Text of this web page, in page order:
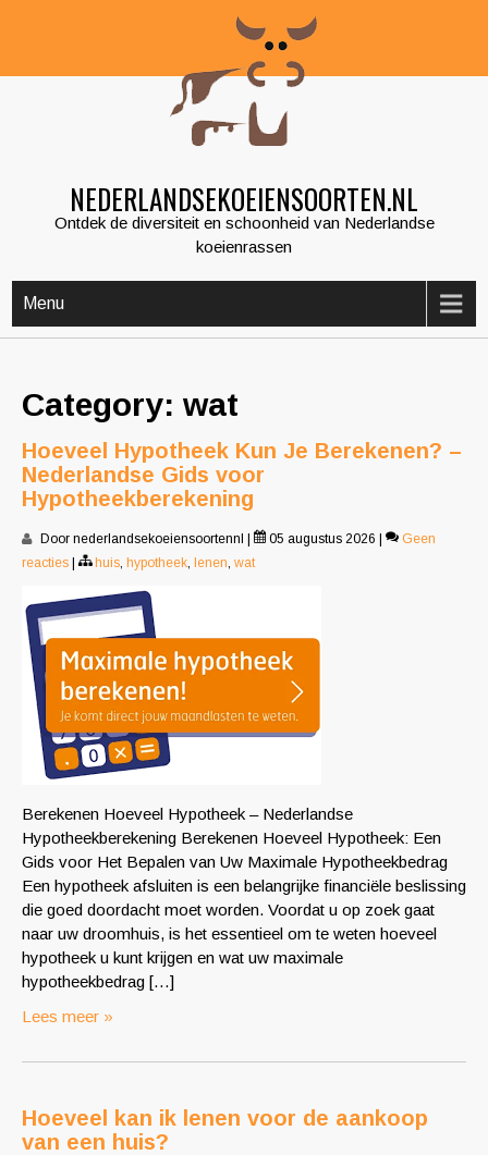
NEDERLANDSEKOEIENSOORTEN.NL
Ontdek de diversiteit en schoonheid van Nederlandse
koeienrassen
Menu
Category: wat
Hoeveel Hypotheek Kun Je Berekenen? –
Nederlandse Gids voor
Hypotheekberekening
Door nederlandsekoeiensoortennl 05 augustus 2026
Geen
reacties
huis, hypotheek, lenen, wat
Berekenen Hoeveel Hypotheek – Nederlandse
Hypotheekberekening Berekenen Hoeveel Hypotheek: Een
Gids voor Het Bepalen van Uw Maximale Hypotheekbedrag
Een hypotheek afsluiten is een belangrijke financiële beslissing
die goed doordacht moet worden. Voordat u op zoek gaat
naar uw droomhuis, is het essentieel om te weten hoeveel
hypotheek u kunt krijgen en wat uw maximale
hypotheekbedrag […]
Lees meer »
Hoeveel kan ik lenen voor de aankoop
van een huis?